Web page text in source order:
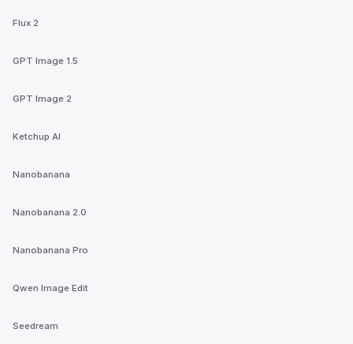
Flux 2
GPT Image 1.5
GPT Image 2
Ketchup AI
Nanobanana
Nanobanana 2.0
Nanobanana Pro
Qwen Image Edit
Seedream